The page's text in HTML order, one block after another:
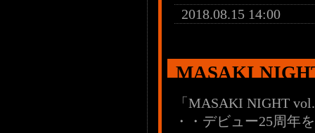
2018.08.15 14:00
MASAKI
「MASAKI NIGHT
・・デビュー25周年